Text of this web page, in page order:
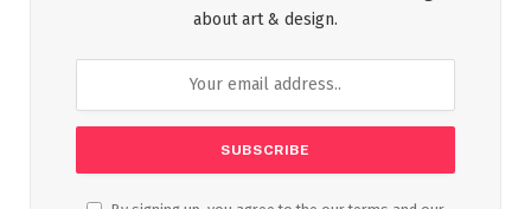
about art & design.